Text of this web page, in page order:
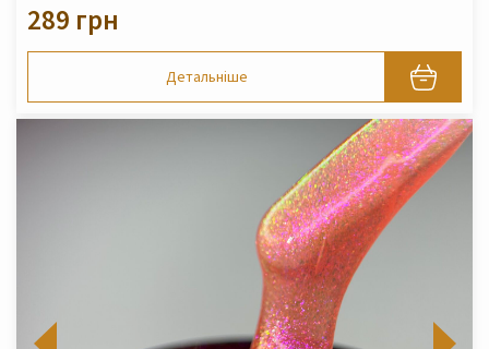
289 грн
Детальніше